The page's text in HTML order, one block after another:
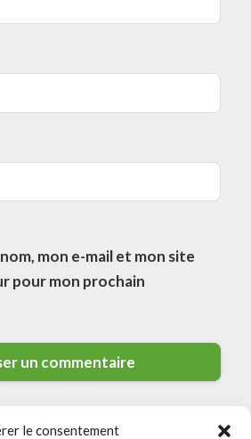
le consentement
mon e-mail et mon site
pour mon prochain